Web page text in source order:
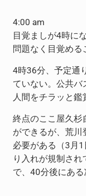
4:00 am
目覚ましが4時に
問題なく目覚める
4時36分、予定通
ていない。公共バ
人間をチラッと鑑
終点のここ屋久杉
ができるが、荒川
必要がある（3月
り入れが規制さ
で、40分後にある